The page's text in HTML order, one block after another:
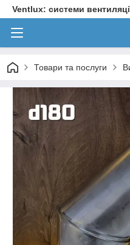
Ventlux: системи
Товари та послуги